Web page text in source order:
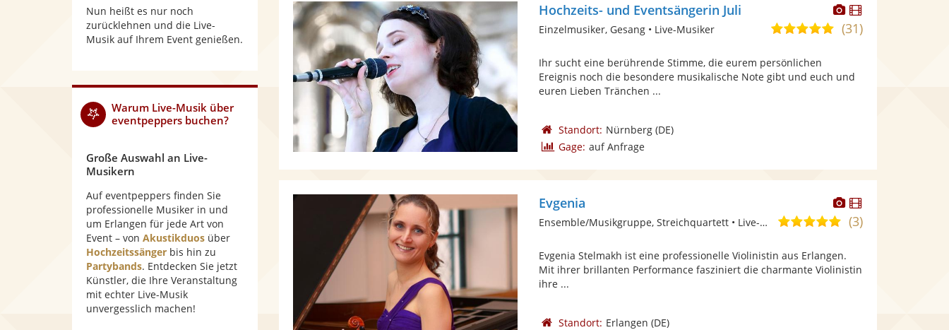
Dieser
Künstler
stellt
bereit.
Dieser
Künstler
Hochzeits- und Eventsängerin Juli
5,0
Sternen
(31)
Einzelmusiker, Gesang • Live-Musiker
Ihr sucht eine berührende Stimme, die eurem persönlichen
Ereignis noch die besondere musikalische Note gibt und euch und
euren Lieben Tränchen ...
Standort: Nürnberg(DE)
Gage: auf Anfrage
Dieser
Künstler
stellt
bereit.
Dieser
Künstler
Evgenia
5,0
5
Sternen
(3)
Ensemble/Musikgruppe, Streichquartett • Live-Musiker
Evgenia Stelmakh ist eine professionelle Violinistin aus Erlangen.
Mit ihrer brillanten Performance fasziniert die charmante Violinistin
ihre ...
Standort: Erlangen (DE)
Nun heißt es nur noch
zurücklehnen und die Live-
Musik auf Ihrem Event genießen.
Warum Live-Musik über
eventpeppers buchen?
Große Auswahl an Live-
Musikern
Auf eventpeppers finden Sie
professionelle Musiker in und
um Erlangen für jede Art von
Event – von Akustikduos über
Hochzeitssänger bis hin zu
Partybands. Entdecken Sie jetzt
Künstler, die Ihre Veranstaltung
mit echter Live-Musik
unvergesslich machen!